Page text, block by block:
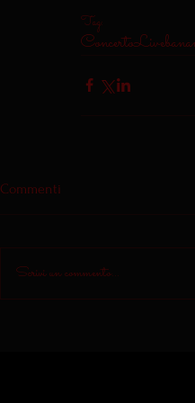
Tag:
ConcertoLive
Commenti
Scrivi un commento...